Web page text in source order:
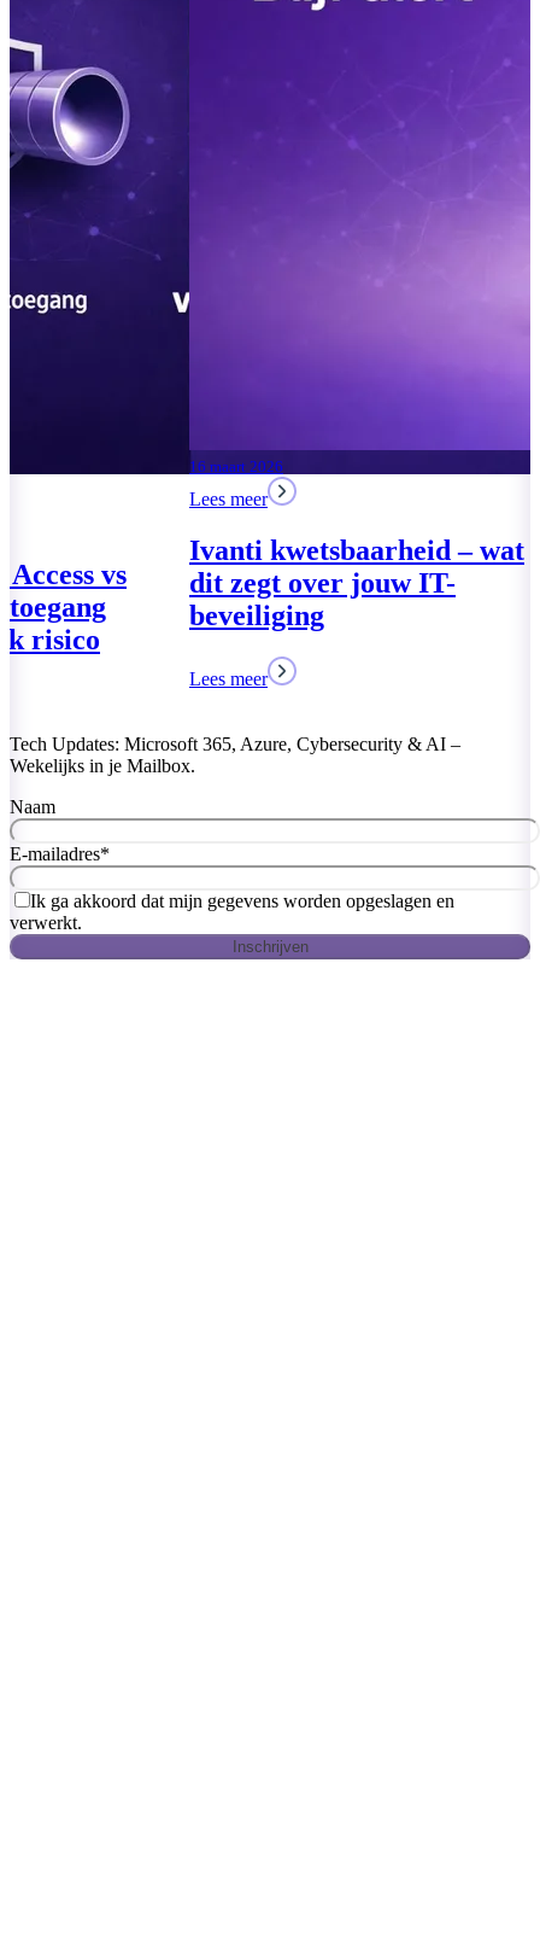
04 augustus 2026
Global
VPN –
Tech Updates: Microsoft 365, Azure, Cybersecurity & AI –
Wekelijks in je Mailbox.
Naam
E-mailadres*
Ik ga akkoord dat mijn gegevens worden opgeslagen en
verwerkt.
Inschrijven